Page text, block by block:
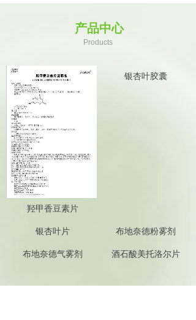
产品中心
Products
羟甲香豆素片
银杏叶胶囊
银杏叶片 布地奈德粉雾剂
布地奈德气雾剂 酒石酸美托洛尔片